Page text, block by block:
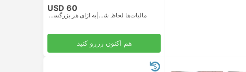
USD 60
مالیات‌ها لحاظ شده | به ازای هر بزرگسال
هم اکنون رزرو کنید